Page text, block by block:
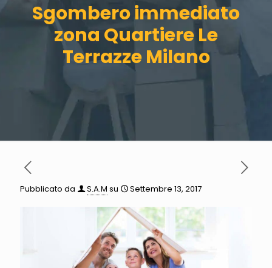
Sgombero immediato
zona Quartiere Le
Terrazze Milano
Pubblicato da S.A.M su Settembre 13, 2017